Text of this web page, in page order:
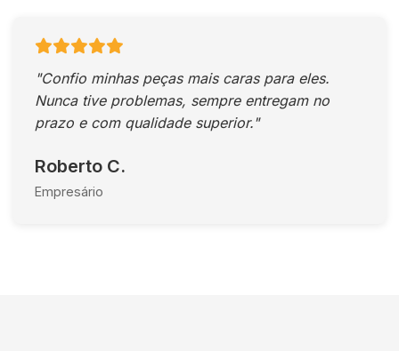
"Confio minhas peças mais caras para eles.
Nunca tive problemas, sempre entregam no
prazo e com qualidade superior."
Roberto C.
Empresário